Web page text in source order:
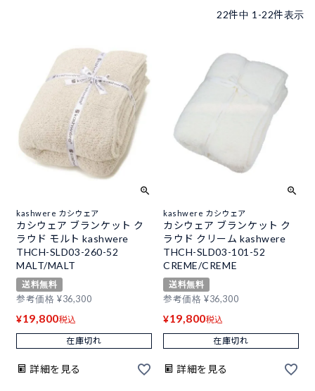
22件中 1 -22件表示
kashwere カシウェア
カシウェア ブランケット ク
ラウド モルト kashwere
THCH-SLD03-260-52
MALT/MALT
送料無料
参考価格 ¥36,300
¥19,800税込
在庫切れ
詳細を見る
kashwere カシウェア
カシウェア ブランケット ク
ラウド クリーム kashwere
THCH-SLD03-101-52
CREME/CREME
送料無料
参考価格 ¥36,300
¥19,800税込
在庫切れ
詳細を見る